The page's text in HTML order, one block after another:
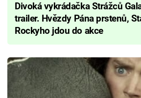
Divoká vykrádačka Strážců
trailer. Hvězdy Pána prstenů,
Rockyho jdou do akce